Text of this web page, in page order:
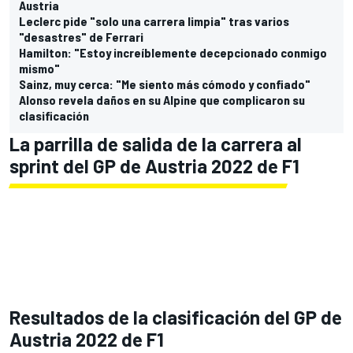
Austria
Leclerc pide "solo una carrera limpia" tras varios
"desastres" de Ferrari
Hamilton: "Estoy increíblemente decepcionado conmigo
mismo"
Sainz, muy cerca: "Me siento más cómodo y confiado"
Alonso revela daños en su Alpine que complicaron su
clasificación
La parrilla de salida de la carrera al
sprint del GP de Austria 2022 de F1
Resultados de la clasificación del GP de
Austria 2022 de F1